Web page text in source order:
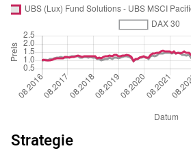
Strategie